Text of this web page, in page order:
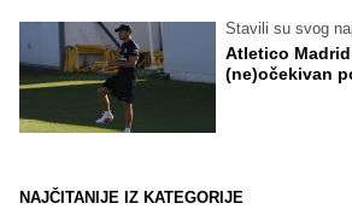
Stavili su svog
Atletico
(ne)očekivan
NAJČITANIJE IZ KATEGORIJE